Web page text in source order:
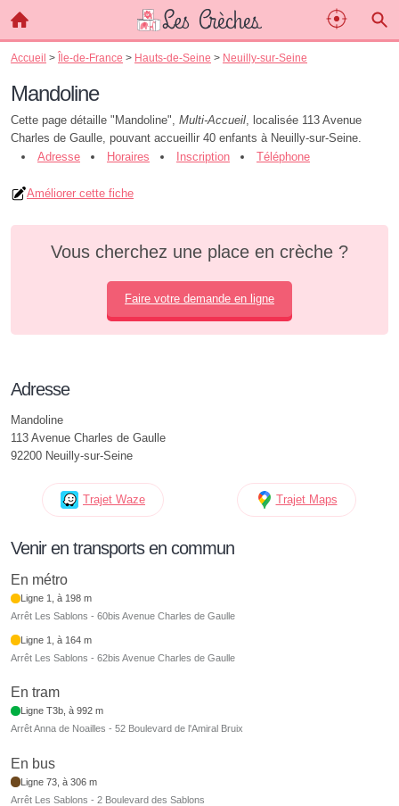
Accueil > Île-de-France > Hauts-de-Seine > Neuilly-sur-Seine
Mandoline
Cette page détaille "Mandoline", Multi-Accueil, localisée 113 Avenue
Charles de Gaulle, pouvant accueillir 40 enfants à Neuilly-sur-Seine.
Adresse
Horaires Inscription Téléphone
Améliorer cette fiche
Vous cherchez une place en crèche ?
Faire votre demande en ligne
Adresse
Mandoline
113 Avenue Charles de Gaulle
92200 Neuilly-sur-Seine
Trajet Waze Trajet Maps
Venir en transports en commun
En métro
Ligne 1, à 198 m
Arrêt Les Sablons - 60bis Avenue Charles de Gaulle
Ligne 1, à 164 m
Arrêt Les Sablons - 62bis Avenue Charles de Gaulle
En tram
Ligne T3b, à 992 m
Arrêt Anna de Noailles - 52 Boulevard de l'Amiral Bruix
En bus
Ligne 73, à 306 m
Arrêt Les Sablons - 2 Boulevard des Sablons